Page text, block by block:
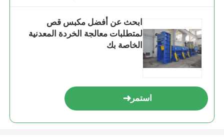
ابحث عن أفضل مكبس قص
لمتطلبات معالجة الخردة المعدنية
الخاصة بك
استمر